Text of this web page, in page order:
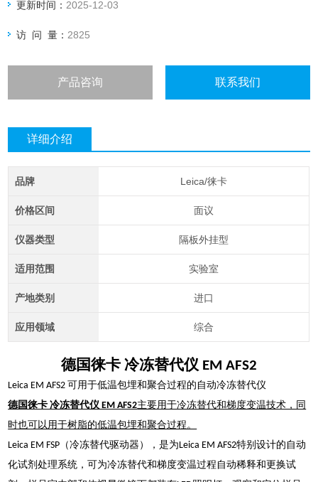
更新时间： 2025-12-03
访 问 量： 2825
产品咨询 联系我们
详细介绍
品牌 Leica/徕卡
价格区间 面议
仪器类型 隔板外挂型
适用范围 实验室
产地类别 进口
应用领域 综合
德国徕卡 冷冻替代仪 EM AFS2
Leica EM AFS2 可用于低温包埋和聚合过程的自动冷冻替代仪
德国徕卡 冷冻替代仪 EM AFS2主要用于冷冻替代和梯度变温技术，同
时也可以用于树脂的低温包埋和聚合过程。
Leica EM FSP（冷冻替代驱动器），是为Leica EM AFS2特别设计的自动
化试剂处理系统，可为冷冻替代和梯度变温过程自动稀释和更换试